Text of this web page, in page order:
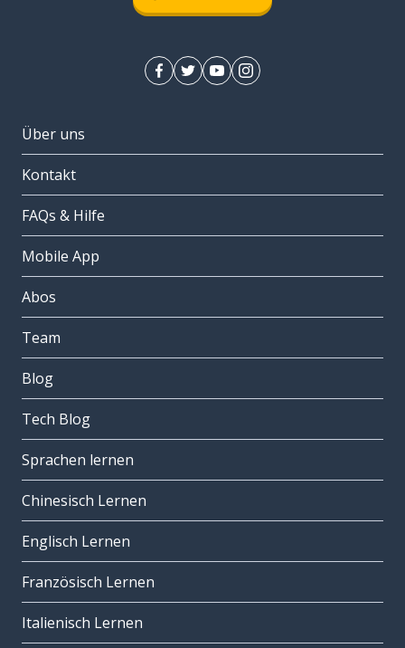
Über uns
Kontakt
FAQs & Hilfe
Mobile App
Abos
Team
Blog
Tech Blog
Sprachen lernen
Chinesisch Lernen
Englisch Lernen
Französisch Lernen
Italienisch Lernen